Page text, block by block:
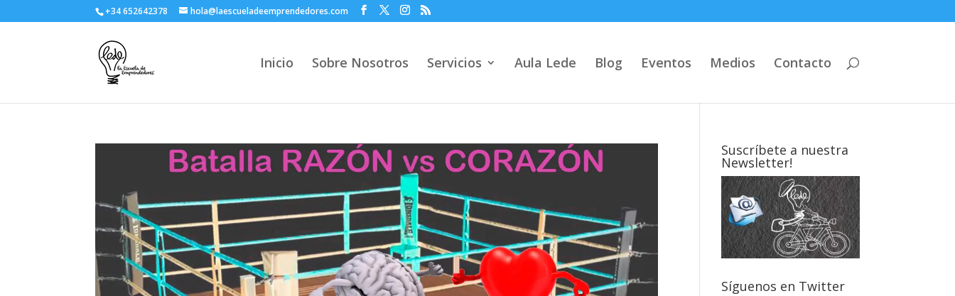
+34 652642378 hola@laescueladeemprendedores.com
Inicio Sobre Nosotros Servicios Aula Lede Blog Eventos Medios Contacto
Suscríbete a nuestra
Newsletter!
Síguenos en Twitter